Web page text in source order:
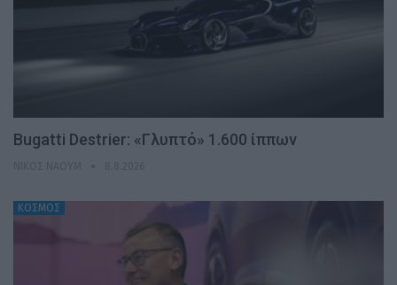
Bugatti Destrier: «Γλυπτό» 1.600 ίππων
ΚΟΣΜΟΣ